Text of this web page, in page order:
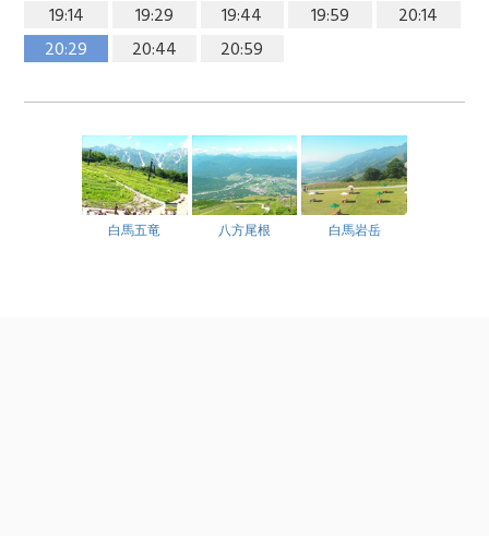
19:14
19:29 19:44 19:59
20:14
20:29
20:44 20:59
白馬五竜 八方尾根 白馬岩岳